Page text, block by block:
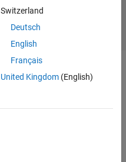
Switzerland
Deutsch
English
Français
United Kingdom(English)